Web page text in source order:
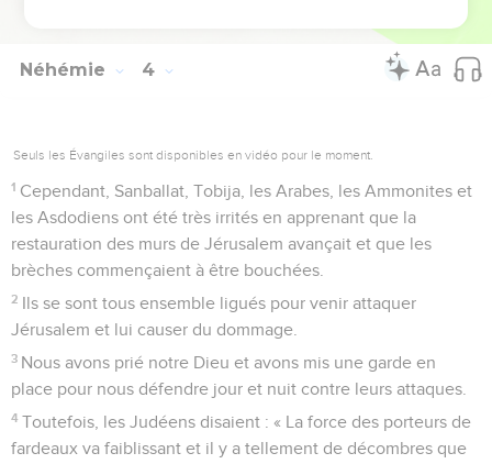
Néhémie 4
Seuls les Évangiles sont disponibles en vidéo pour le moment.
1 Cependant, Sanballat, Tobija, les Arabes, les Ammonites et
les Asdodiens ont été très irrités en apprenant que la
restauration des murs de Jérusalem avançait et que les
brèches commençaient à être bouchées.
2 Ils se sont tous ensemble ligués pour venir attaquer
Jérusalem et lui causer du dommage.
3 Nous avons prié notre Dieu et avons mis une garde en
place pour nous défendre jour et nuit contre leurs attaques.
4 Toutefois, les Judéens disaient : « La force des porteurs de
fardeaux va faiblissant et il y a tellement de décombres que